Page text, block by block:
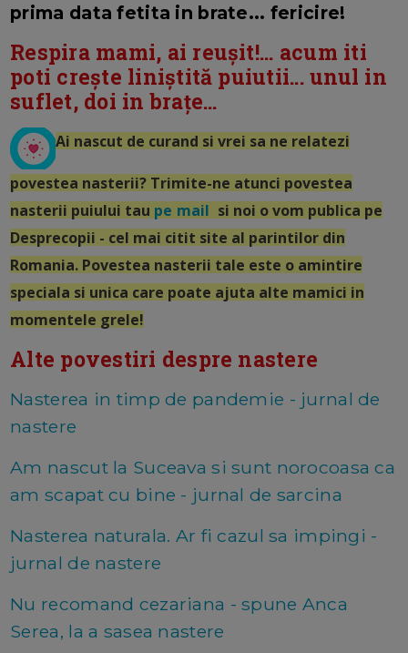
prima data fetita in brate... fericire!
Respira mami, ai reușit!... acum iti
poti crește liniștită puiutii... unul in
suflet, doi in brațe...
Ai nascut de curand si vrei sa ne relatezi
povestea nasterii? Trimite-ne atunci povestea
nasterii puiului tau pe mail si noi o vom publica pe
Desprecopii - cel mai citit site al parintilor din
Romania. Povestea nasterii tale este o amintire
speciala si unica care poate ajuta alte mamici in
momentele grele!
Alte povestiri despre nastere
Nasterea in timp de pandemie - jurnal de
nastere
Am nascut la Suceava si sunt norocoasa ca
am scapat cu bine - jurnal de sarcina
Nasterea naturala. Ar fi cazul sa impingi -
jurnal de nastere
Nu recomand cezariana - spune Anca
Serea, la a sasea nastere